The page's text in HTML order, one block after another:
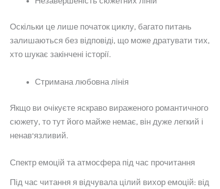
Оскільки це лише початок циклу, багато питань
залишаються без відповіді, що може дратувати тих,
хто шукає закінчені історії.
Стримана любовна лінія
Якщо ви очікуєте яскраво вираженого романтичного
сюжету, то тут його майже немає, він дуже легкий і
ненав’язливий.
Спектр емоцій та атмосфера під час прочитання
Під час читання я відчувала цілий вихор емоцій: від